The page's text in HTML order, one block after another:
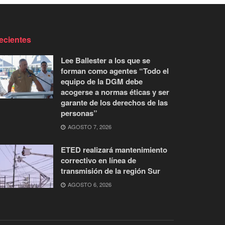
Lee Ballester a los que se
forman como agentes “Todo el
equipo de la DGM debe
acogerse a normas éticas y ser
garante de los derechos de las
personas”
AGOSTO 7, 2026
ETED realizará mantenimiento
correctivo en línea de
transmisión de la región Sur
AGOSTO 6, 2026